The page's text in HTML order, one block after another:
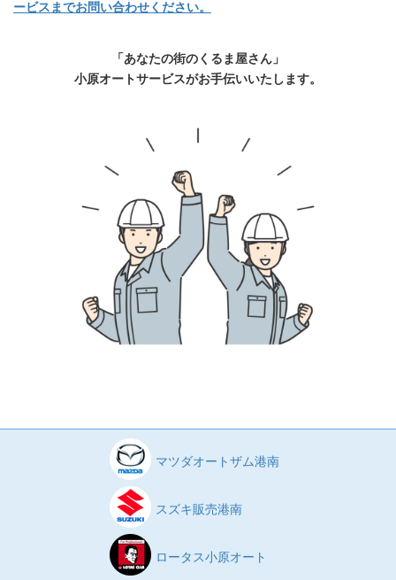
ービスまでお問い合わせください。
「あなたの街のくるま屋さん」
小原オートサービスがお手伝いいたします。
マツダオートザム港南
スズキ販売港南
ロータス小原オート